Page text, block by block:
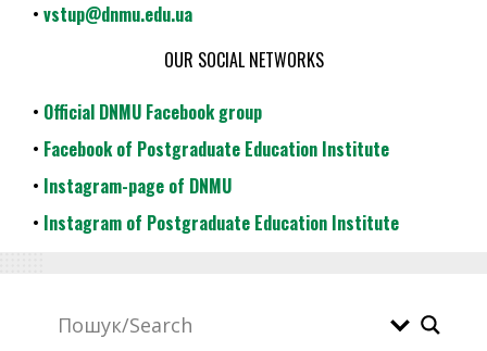
• vstup@dnmu.edu.ua
OUR SOCIAL NETWORKS
• Official DNMU Facebook group
• Facebook of Postgraduate Education Institute
• Instagram-page of DNMU
• Instagram of Postgraduate Education Institute